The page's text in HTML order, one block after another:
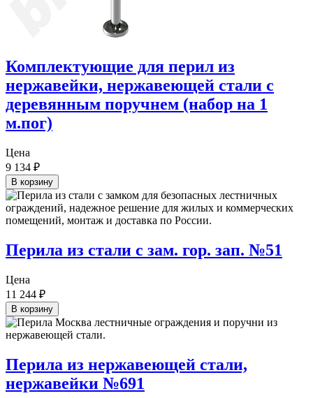
Комплектующие для перил из
нержавейки, нержавеющей стали с
деревянным поручнем (набор на 1
м.пог)
Цена
9 134 ₽
В корзину
Перила из стали с зам. гор. зап. №51
Цена
11 244 ₽
В корзину
Перила из нержавеющей стали,
нержавейки №691